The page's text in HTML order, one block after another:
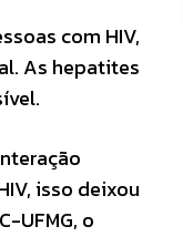
com HIV,
As hepatites
isso deixou
UFMG, o